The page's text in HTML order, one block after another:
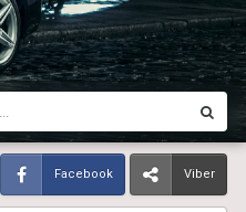
Facebook Viber